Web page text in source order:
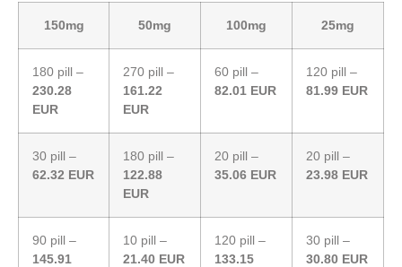
150mg 50mg 100mg 25mg
180 pill –
230.28
EUR
270 pill –
161.22
EUR
60 pill –
82.01 EUR
120 pill –
81.99 EUR
30 pill –
62.32 EUR
180 pill –
122.88
EUR
20 pill –
35.06 EUR
20 pill –
23.98 EUR
90 pill –
145.91
10 pill –
21.40 EUR
120 pill –
133.15
30 pill –
30.80 EUR